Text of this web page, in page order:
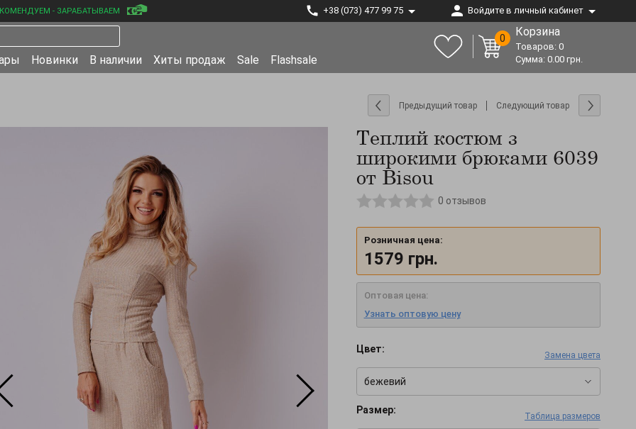
- ЗАРАБАТЫВАЕМ +38 (073) 477 99 75 Войдите в личный кабинет
Новинки В наличии Хиты продаж Sale Flashsale
0 Корзина
Товаров: 0
Сумма: 0.00 грн.
Предыдущий товар Следующий товар
Теплий костюм з
широкими брюками 6039
от Bisou
0 отзывов
Розничная цена:
1579 грн.
Оптовая цена:
Узнать оптовую цену
Цвет:
Замена цвета
бежевий
Размер:
Таблица размеров